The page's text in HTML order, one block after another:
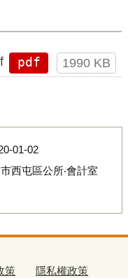
pdf 1990 KB
01-02
西屯區公所‧會計室
策 隱私權政策